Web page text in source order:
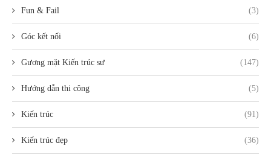
Fun & Fail (3)
Góc kết nối (6)
Gương mặt Kiến trúc sư (147)
Hướng dẫn thi công (5)
Kiến trúc (91)
Kiến trúc đẹp (36)